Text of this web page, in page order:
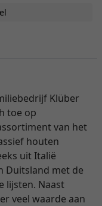
Klüber
toe op
van het
houten
uit Italië
Duitsland met de
lijsten. Naast
veel waarde aan